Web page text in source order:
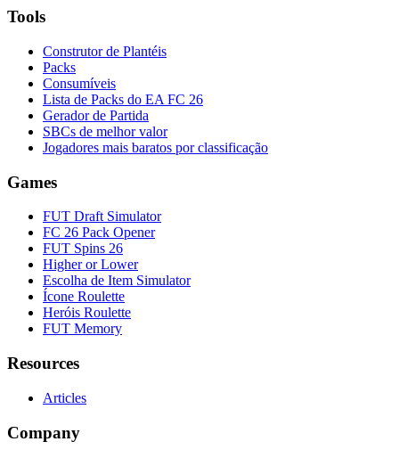
Tools
Construtor de Plantéis
Packs
Consumíveis
Lista de Packs do EA FC 26
Gerador de Partida
SBCs de melhor valor
Jogadores mais baratos por classificação
Games
FUT Draft Simulator
FC 26 Pack Opener
FUT Spins 26
Higher or Lower
Escolha de Item Simulator
Ícone Roulette
Heróis Roulette
FUT Memory
Resources
Articles
Company